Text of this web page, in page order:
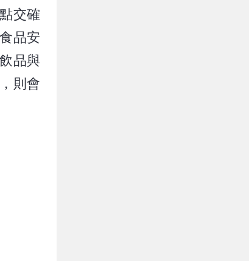
交確
品安
品與
則會